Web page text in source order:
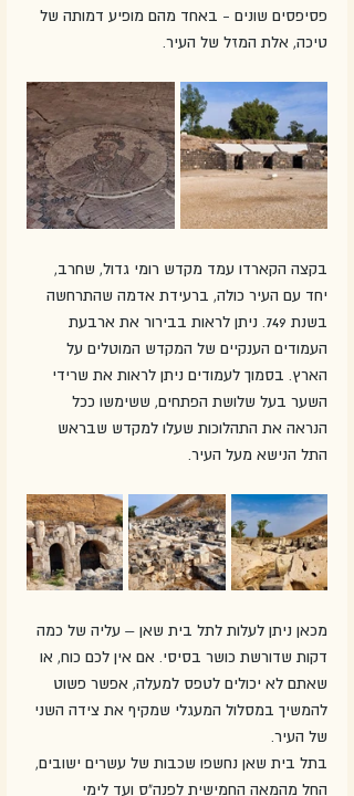
פסיפסים שונים - באחד מהם מופיע דמותה של
טיכה, אלת המזל של העיר.
בקצה הקארדו עמד מקדש רומי גדול, שחרב,
יחד עם העיר כולה, ברעידת אדמה שהתרחשה
בשנת 749. ניתן לראות בבירור את ארבעת
העמודים הענקיים של המקדש המוטלים על
הארץ. בסמוך לעמודים ניתן לראות את שרידי
השער בעל שלושת הפתחים, ששימשו ככל
הנראה את התהלוכות שעלו למקדש שבראש
התל הנישא מעל העיר.
מכאן ניתן לעלות לתל בית שאן – עליה של כמה
דקות שדורשת כושר בסיסי. אם אין לכם כוח, או
שאתם לא יכולים לטפס למעלה, אפשר פשוט
להמשיך במסלול המעגלי שמקיף את צידה השני
של העיר.
בתל בית שאן נחשפו שכבות של עשרים ישובים,
החל מהמאה החמישית לפנה"ס ועד לימי